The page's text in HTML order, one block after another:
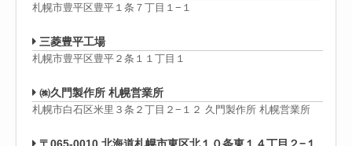
札幌市豊平区豊平１条７丁目１−１
三菱豊平工場
札幌市豊平区豊平２条１１丁目１
㈱久門製作所 札幌営業所
札幌市白石区米里３条２丁目２−１２ 久門製作所 札幌営業所
〒065-0010 北海道札幌市東区北１０条東１４丁目２−１